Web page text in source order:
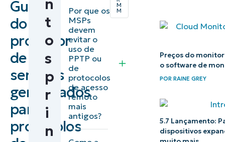
Guia
do
provedor
de
serviços
gerenciados
para
protocolos
O que são
protocolos
de acesso
remoto?
Tipos de
protocolos
de acesso
remoto
n
t
o
s
p
r
i
n
Por que os
MSPs
devem
evitar o
uso de
PPTP ou
de
protocolos
de acesso
remoto
mais
antigos?
M
M
Preços do
o software de
PORRAINE GREY
5.7 Lançamento:
dispositivos